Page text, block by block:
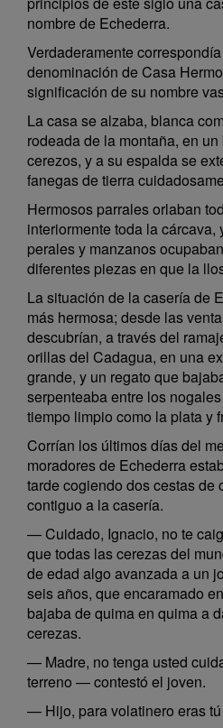
nombre de Echederra.
Verdaderamente
denominación de Casa
significación de su nombre
La casa se alzaba, blanca
rodeada de la montaña, en
cerezos, y a su espalda se
fanegas de tierra
Hermosos parrales orlaban
interiormente toda la cárcava,
perales y manzanos
diferentes piezas en que la
La situación de la casería de
más hermosa; desde las
descubrían, a través del
orillas del Cadagua, en una
grande, y un regato que
serpenteaba entre los
tiempo limpio como la plata y
Corrían los últimos días del
moradores de Echederra
tarde cogiendo dos cestas de
contiguo a la casería.
— Cuidado, Ignacio, no te
que todas las cerezas del
de edad algo avanzada a un
seis años, que encaramado
bajaba de quima en quima a
cerezas.
— Madre, no tenga usted
terreno — contestó el joven.
— Hijo, para volatinero eras